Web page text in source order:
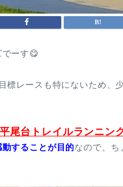
ーす😋
標レースも特にないため、
尾台トレイルランニン
することが目的なので、ち